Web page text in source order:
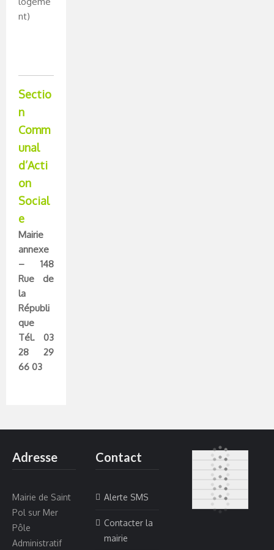
nt)
Sectio
n
Comm
unal
d’Acti
on
Social
e
Mairie
annexe
– 148
Rue de
la
Républi
que
Tél. 03
28 29
66 03
Adresse
Mairie de Saint
Pol sur Mer
Pôle
Administratif
Contact
Alerte SMS
Contacter la
mairie